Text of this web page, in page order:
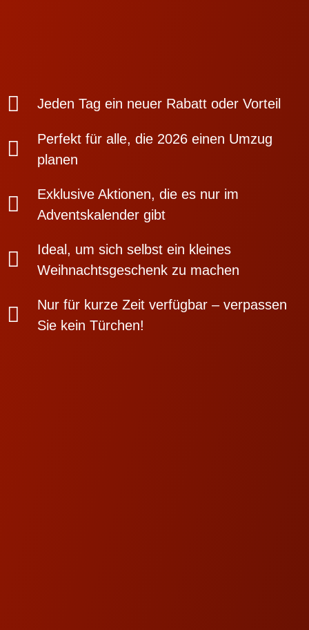
Jeden Tag ein neuer Rabatt oder Vorteil
Perfekt für alle, die 2026 einen Umzug
planen
Exklusive Aktionen, die es nur im
Adventskalender gibt
Ideal, um sich selbst ein kleines
Weihnachtsgeschenk zu machen
Nur für kurze Zeit verfügbar – verpassen
Sie kein Türchen!